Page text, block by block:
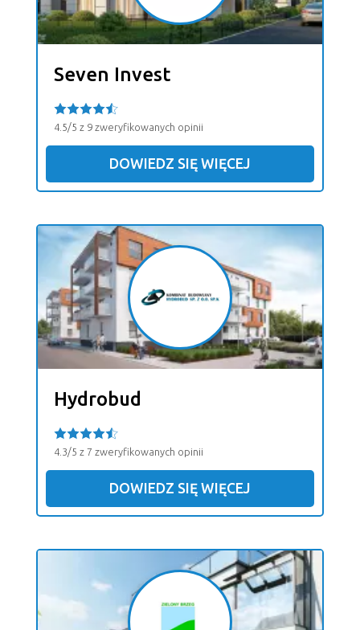
Seven Invest
4.5/5 z 9 zweryfikowanych opinii
DOWIEDZ SIĘ WIĘCEJ
Hydrobud
4.3/5 z 7 zweryfikowanych opinii
DOWIEDZ SIĘ WIĘCEJ